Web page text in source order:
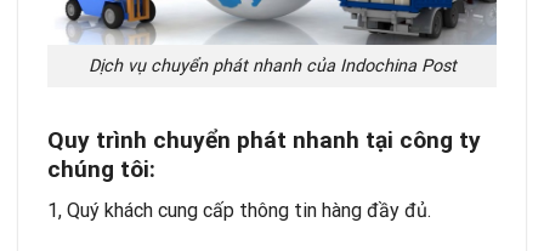
Dịch vụ chuyển phát nhanh của Indochina Post
Quy trình chuyển phát nhanh tại công ty
chúng tôi:
1, Quý khách cung cấp thông tin hàng đầy đủ.